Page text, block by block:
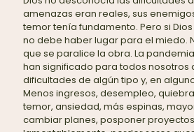
amenazas eran reales, sus
temor tenía fundamento. Pero si
no debe haber lugar para el miedo.
que se paralice la obra. La
han significado para todos nosotros
dificultades de algún tipo y, en
Menos ingresos, desempleo,
temor, ansiedad, más espinas,
cambiar planes, posponer